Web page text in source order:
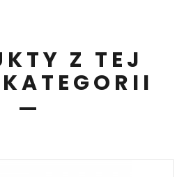
Z TEJ